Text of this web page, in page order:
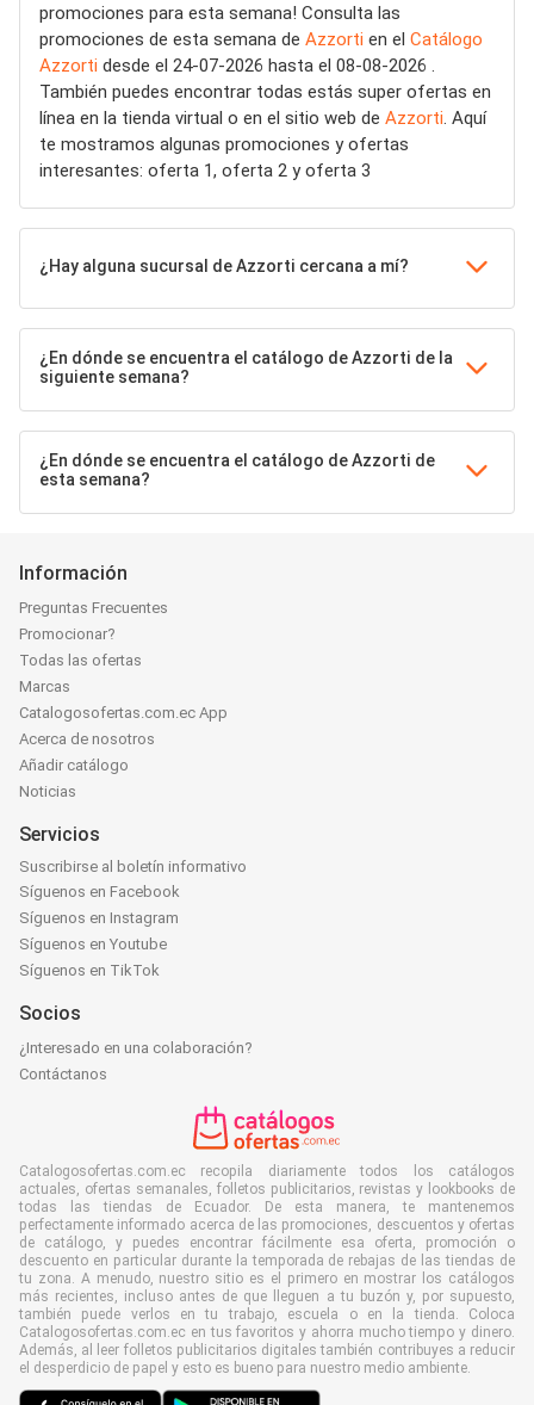
promociones para esta semana! Consulta las
promociones de esta semana de Azzorti en el Catálogo
Azzorti desde el 24-07-2026 hasta el 08-08-2026 .
También puedes encontrar todas estás super ofertas en
línea en la tienda virtual o en el sitio web de Azzorti. Aquí
te mostramos algunas promociones y ofertas
interesantes: oferta 1, oferta 2 y oferta 3
¿Hay alguna sucursal de Azzorti cercana a mí?
¿En dónde se encuentra el catálogo de Azzorti de la
siguiente semana?
¿En dónde se encuentra el catálogo de Azzorti de
esta semana?
Información
Preguntas Frecuentes
Promocionar?
Todas las ofertas
Marcas
Catalogosofertas.com.ec App
Acerca de nosotros
Añadir catálogo
Noticias
Servicios
Suscribirse al boletín informativo
Síguenos en Facebook
Síguenos en Instagram
Síguenos en Youtube
Síguenos en TikTok
Socios
¿Interesado en una colaboración?
Contáctanos
Catalogosofertas.com.ec recopila diariamente todos los catálogos
actuales, ofertas semanales, folletos publicitarios, revistas y lookbooks de
todas las tiendas de Ecuador. De esta manera, te mantenemos
perfectamente informado acerca de las promociones, descuentos y ofertas
de catálogo, y puedes encontrar fácilmente esa oferta, promoción o
descuento en particular durante la temporada de rebajas de las tiendas de
tu zona. A menudo, nuestro sitio es el primero en mostrar los catálogos
más recientes, incluso antes de que lleguen a tu buzón y, por supuesto,
también puede verlos en tu trabajo, escuela o en la tienda. Coloca
Catalogosofertas.com.ec en tus favoritos y ahorra mucho tiempo y dinero.
Además, al leer folletos publicitarios digitales también contribuyes a reducir
el desperdicio de papel y esto es bueno para nuestro medio ambiente.